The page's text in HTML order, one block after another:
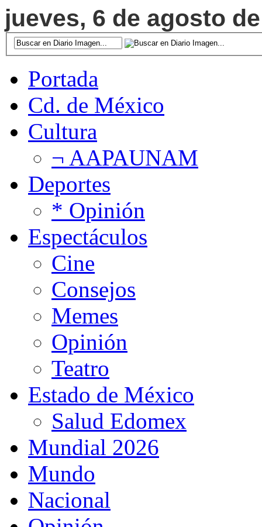
jueves, 6 de agosto
Portada
Cd. de México
Cultura
¬ AAPAUNAM
Deportes
* Opinión
Espectáculos
Cine
Consejos
Memes
Opinión
Teatro
Estado de México
Salud Edomex
Mundial 2026
Mundo
Nacional